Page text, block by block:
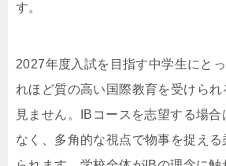
す。
2027年度入試を目指す中学生にと
れほど質の高い国際教育を受けら
見ません。IBコースを志望する場
なく、多角的な視点で物事を捉え